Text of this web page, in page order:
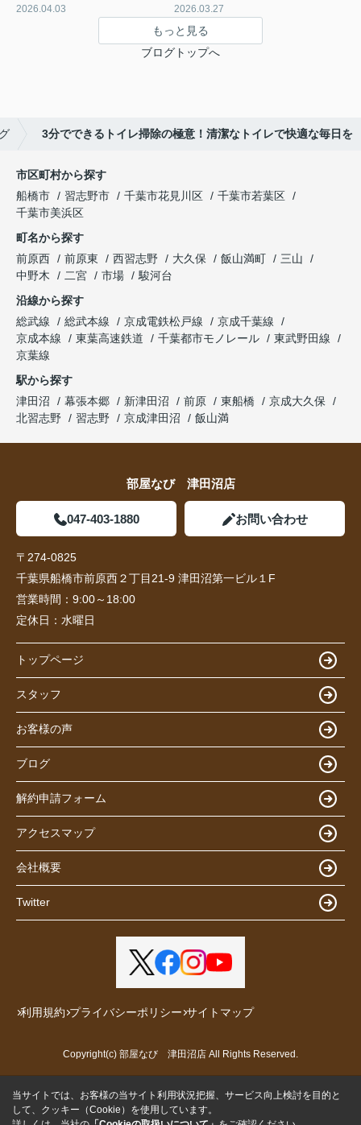
2026.04.03 2026.03.27
もっと見る
ブログトップへ
3分でできるトイレ掃除の極意！清潔なトイレで快適な毎日を
市区町村から探す
船橋市
習志野市 千葉市花見川区
千葉市若葉区
千葉市美浜区
町名から探す
前原西
前原東 西習志野 大久保 飯山満町
三山
中野木
二宮 市場
駿河台
沿線から探す
総武線
総武本線 京成電鉄松戸線
京成千葉線
京成本線
東葉高速鉄道 千葉都市モノレール
東武野田線
京葉線
駅から探す
津田沼
幕張本郷 新津田沼 前原 東船橋
京成大久保
北習志野
習志野 京成津田沼 飯山満
部屋なび 津田沼店
047-403-1880 お問い合わせ
〒274-0825
千葉県船橋市前原西２丁目21-9 津田沼第一ビル１F
営業時間： 9:00～18:00
定休日： 水曜日
トップページ
スタッフ
お客様の声
ブログ
解約申請フォーム
アクセスマップ
会社概要
Twitter
利用規約 プライバシーポリシー サイトマップ
Copyright(c) 部屋なび 津田沼店 All Rights Reserved.
当サイトでは、お客様の当サイト利用状況把握、サービス向上検討を目的と
して、クッキー（Cookie）を使用しています。